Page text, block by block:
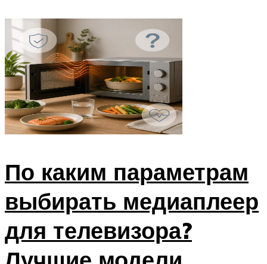
По каким параметрам
выбирать медиаплеер
для телевизора?